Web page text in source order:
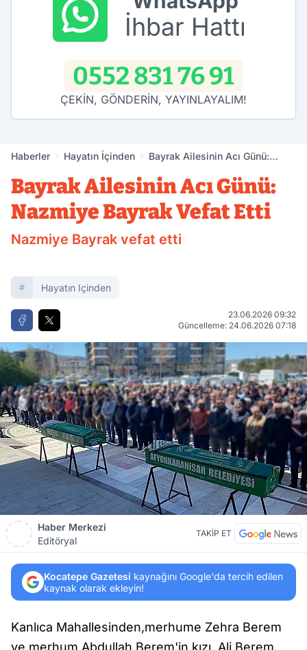
İhbar Hattı
0552 831 76 91
ÇEKİN, GÖNDERİN, YAYINLAYALIM!
Haberler Hayatın İçinden
Bayrak Ailesinin Acı Günü:
Bayrak Ailesinin Acı Günü:
Nazmiye Bayrak Vefat Etti
Nazmiye Bayrak vefat etti
Hayatın Içinden
23.06.2026 09:32
Güncelleme: 24.06.2026 07:18
Haber Merkezi
Editöryal
TAKİP ET
Kocatepe Gazetesi kaynağını Google'da tercih edilen
kaynak olarak ekleyin!
Kanlıca Mahallesinden,merhume Zehra Berem
ve merhum Abdullah Berem'in kızı, Ali Berem,